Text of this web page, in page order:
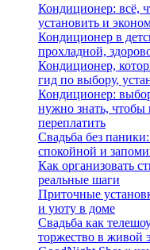
Кондиционер: всё,
установить и
Кондиционер в
прохладной,
Кондиционер,
гид по выбору,
Кондиционер:
нужно знать, чтобы
переплатить
Свадьба без
спокойной и
Как организовать
реальные шаги
Приточные
и уюту в доме
Свадьба как
торжество в живой